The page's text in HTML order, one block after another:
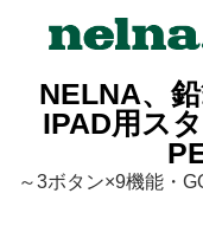
NELNA、
IPAD用ス
～3ボタン×9機能・